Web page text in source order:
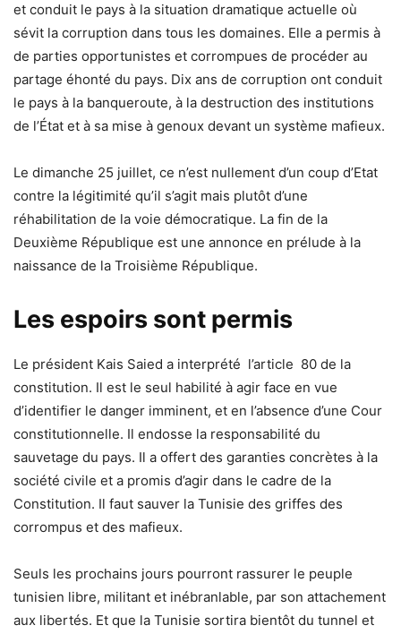
et conduit le pays à la situation dramatique actuelle où
sévit la corruption dans tous les domaines. Elle a permis à
de parties opportunistes et corrompues de procéder au
partage éhonté du pays. Dix ans de corruption ont conduit
le pays à la banqueroute, à la destruction des institutions
de l’État et à sa mise à genoux devant un système mafieux.
Le dimanche 25 juillet, ce n’est nullement d’un coup d’Etat
contre la légitimité qu’il s’agit mais plutôt d’une
réhabilitation de la voie démocratique. La fin de la
Deuxième République est une annonce en prélude à la
naissance de la Troisième République.
Les espoirs sont permis
Le président Kais Saied a interprété l’article 80 de la
constitution. Il est le seul habilité à agir face en vue
d’identifier le danger imminent, et en l’absence d’une Cour
constitutionnelle. Il endosse la responsabilité du
sauvetage du pays. Il a offert des garanties concrètes à la
société civile et a promis d’agir dans le cadre de la
Constitution. Il faut sauver la Tunisie des griffes des
corrompus et des mafieux.
Seuls les prochains jours pourront rassurer le peuple
tunisien libre, militant et inébranlable, par son attachement
aux libertés. Et que la Tunisie sortira bientôt du tunnel et